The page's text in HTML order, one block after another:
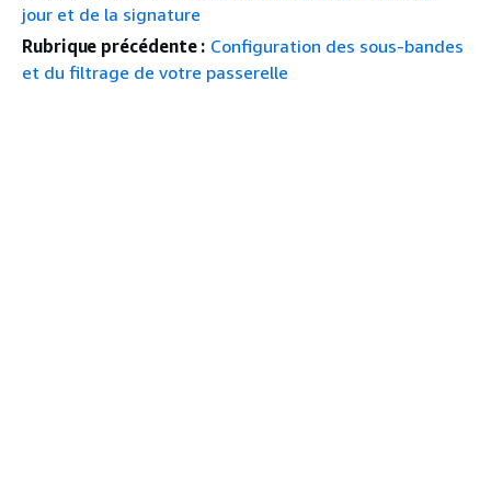
jour et de la signature
Rubrique précédente : Configuration des sous-bandes
et du filtrage de votre passerelle